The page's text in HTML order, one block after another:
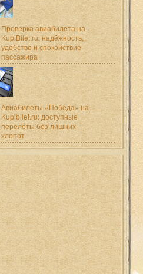
Проверка авиабилета на
KupiBilet.ru: надёжность,
удобство и спокойствие
пассажира
Авиабилеты «Победа» на
Kupibilet.ru: доступные
перелёты без лишних
хлопот